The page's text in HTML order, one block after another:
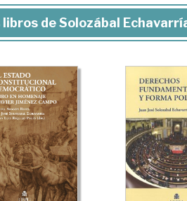
de Solozábal